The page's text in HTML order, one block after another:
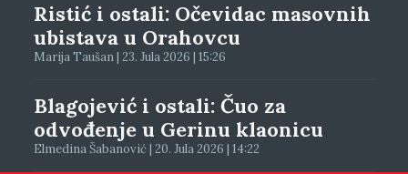
Ristić i ostali: Očevidac masovnih
ubistava u Orahovcu
Marija Taušan | 23. Jula 2026 | 15:26
Blagojević i ostali: Čuo za
odvođenje u Gerinu klaonicu
Elmedina Šabanović | 20. Jula 2026 | 14:22